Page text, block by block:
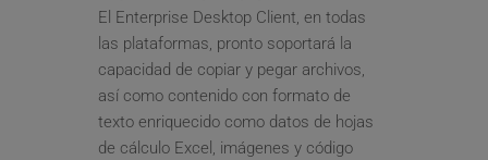
El Enterprise Desktop Client, en todas
las plataformas, pronto soportará la
capacidad de copiar y pegar archivos,
así como contenido con formato de
texto enriquecido como datos de hojas
de cálculo Excel, imágenes y código